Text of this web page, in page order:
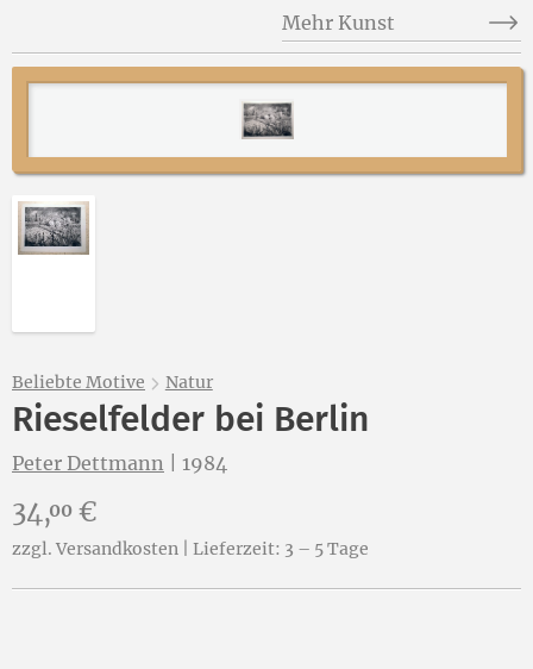
Mehr Kunst
Beliebte Motive Natur
Rieselfelder bei Berlin
Peter Dettmann 1984
Preis:
34,00 €
zzgl. Versandkosten | Lieferzeit: 3 – 5 Tage
Abbildung 2 von „Rieselfelder bei Berlin“ von Peter